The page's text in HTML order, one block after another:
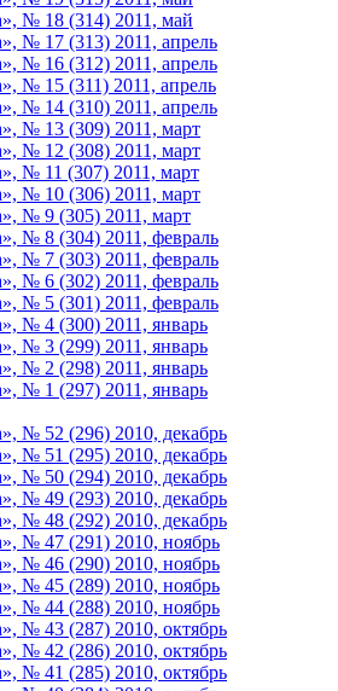
№ 18 (314) 2011, май
№ 17 (313) 2011, апрель
№ 16 (312) 2011, апрель
№ 15 (311) 2011, апрель
№ 14 (310) 2011, апрель
№ 13 (309) 2011, март
№ 12 (308) 2011, март
№ 11 (307) 2011, март
№ 10 (306) 2011, март
№ 9 (305) 2011, март
№ 8 (304) 2011, февраль
№ 7 (303) 2011, февраль
№ 6 (302) 2011, февраль
№ 5 (301) 2011, февраль
№ 4 (300) 2011, январь
№ 3 (299) 2011, январь
№ 2 (298) 2011, январь
№ 1 (297) 2011, январь
№ 52 (296) 2010, декабрь
№ 51 (295) 2010, декабрь
№ 50 (294) 2010, декабрь
№ 49 (293) 2010, декабрь
№ 48 (292) 2010, декабрь
№ 47 (291) 2010, ноябрь
№ 46 (290) 2010, ноябрь
№ 45 (289) 2010, ноябрь
№ 44 (288) 2010, ноябрь
№ 43 (287) 2010, октябрь
№ 42 (286) 2010, октябрь
№ 41 (285) 2010, октябрь